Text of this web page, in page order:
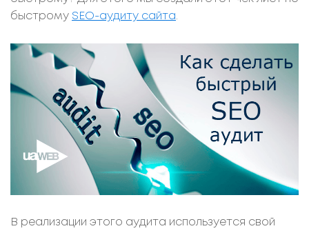
быстрому SEO-аудиту сайта
В реализации этого аудита используется свой